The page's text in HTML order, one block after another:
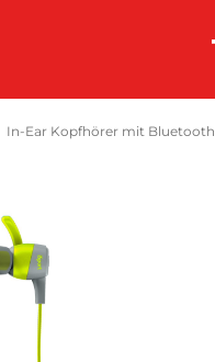
In-Ear Kopfhörer mit Bluetooth